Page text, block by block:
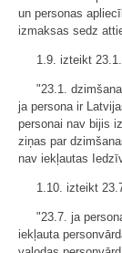
un personas
izmaksas sedz
1.9. izteikt
"23.1.
ja persona ir
personai nav bijis
ziņas par
nav iekļautas
1.10. izteikt
"23.7. ja
iekļauta